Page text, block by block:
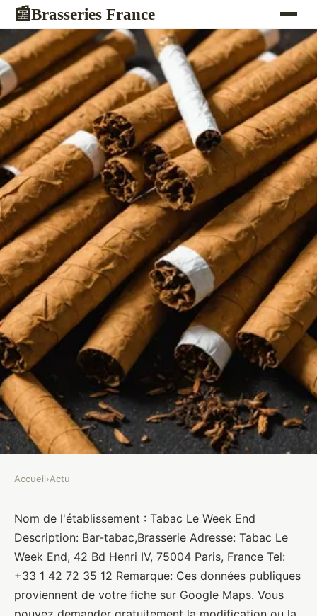
📰Brasseries France
Tabac Le Week End
Brasseurs• 10 janvier 2022 •1 min de lecture
Accueil›Actu
Nom de l'établissement : Tabac Le Week End
Description: Bar-tabac,Brasserie Adresse: Tabac Le
Week End, 42 Bd Henri IV, 75004 Paris, France Tel:
+33 1 42 72 35 12 Remarque: Ces données publiques
proviennent de votre fiche sur Google Maps. Vous